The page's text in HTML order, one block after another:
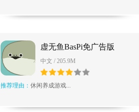
虚无鱼BasPi免广告版
中文 / 205.9M
推荐理由： 休闲养成游戏...